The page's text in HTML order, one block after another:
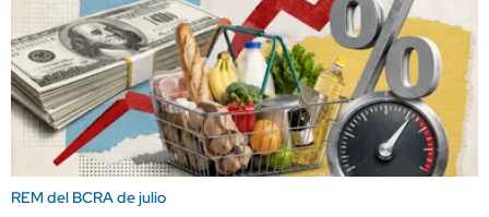
REM del BCRA de julio